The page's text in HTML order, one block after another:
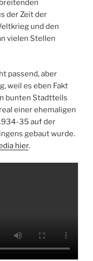
der Zeit der
und den
vielen Stellen
passend, aber
weil es eben Fakt
bunten Stadtteils
einer ehemaligen
35 auf der
gebaut wurde.
hier.